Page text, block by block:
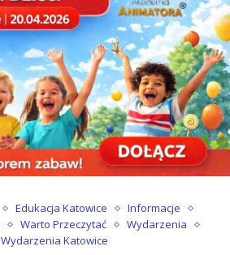
Edukacja Katowice
Informacje
Warto Przeczytać
Wydarzenia
Wydarzenia Katowice